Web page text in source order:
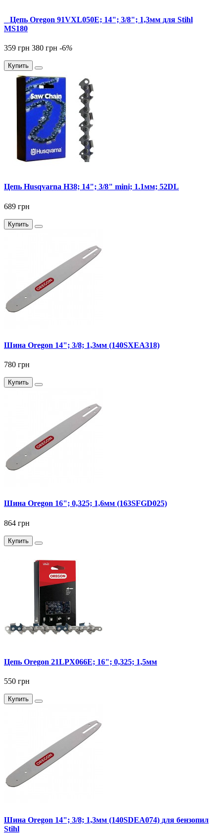
_ Цепь Oregon 91VXL050E; 14"; 3/8"; 1,3мм для Stihl
MS180
359 грн 380 грн -6%
Купить
Цепь Husqvarna Н38; 14"; 3/8" mini; 1.1мм; 52DL
689 грн
Купить
Шина Oregon 14"; 3/8; 1,3мм (140SXEA318)
780 грн
Купить
Шина Oregon 16"; 0,325; 1,6мм (163SFGD025)
864 грн
Купить
Цепь Oregon 21LPX066E; 16"; 0,325; 1,5мм
550 грн
Купить
Шина Oregon 14"; 3/8; 1,3мм (140SDEA074) для бензопил
Stihl